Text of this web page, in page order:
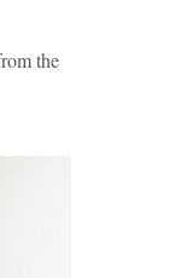
the